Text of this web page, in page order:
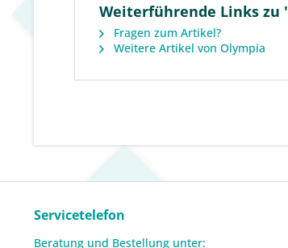
Weiterführende Links zu
Fragen zum Artikel?
Weitere Artikel von Olympia
Servicetelefon
Beratung und Bestellung unter: